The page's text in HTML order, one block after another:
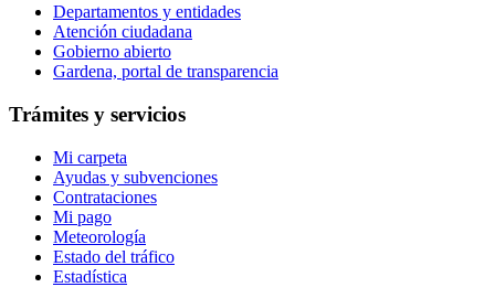
Departamentos y entidades
Atención ciudadana
Gobierno abierto
Gardena, portal de transparencia
Trámites y servicios
Mi carpeta
Ayudas y subvenciones
Contrataciones
Mi pago
Meteorología
Estado del tráfico
Estadística